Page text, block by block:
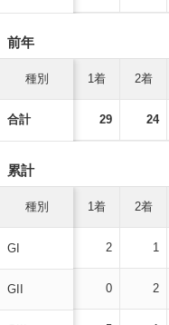
前年
種別
合計
1着 2着
29 24
累計
種別
GI
GII
1着 2着
2 1
0 2